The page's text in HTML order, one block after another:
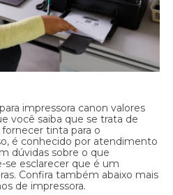
impressora canon valores
você saiba que se trata de
tinta para o
é conhecido por atendimento
dúvidas sobre o que
se esclarecer que é um
Confira também abaixo mais
de impressora.